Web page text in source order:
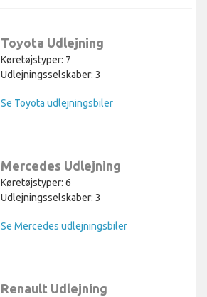
Toyota Udlejning
Køretøjstyper: 7
Udlejningsselskaber: 3
Se Toyota udlejningsbiler
Mercedes Udlejning
Køretøjstyper: 6
Udlejningsselskaber: 3
Se Mercedes udlejningsbiler
Renault Udlejning